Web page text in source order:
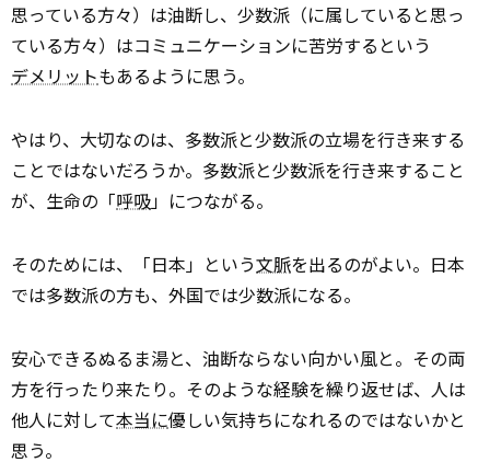
思っている方々）は油断し、少数派（に属していると思っ
ている方々）はコミュニケーションに苦労するという
デメリットもあるように思う。
やはり、大切なのは、多数派と少数派の立場を行き来する
ことではないだろうか。多数派と少数派を行き来すること
が、生命の「呼吸」につながる。
そのためには、「日本」という文脈を出るのがよい。日本
では多数派の方も、外国では少数派になる。
安心できるぬるま湯と、油断ならない向かい風と。その両
方を行ったり来たり。そのような経験を繰り返せば、人は
他人に対して本当に優しい気持ちになれるのではないかと
思う。